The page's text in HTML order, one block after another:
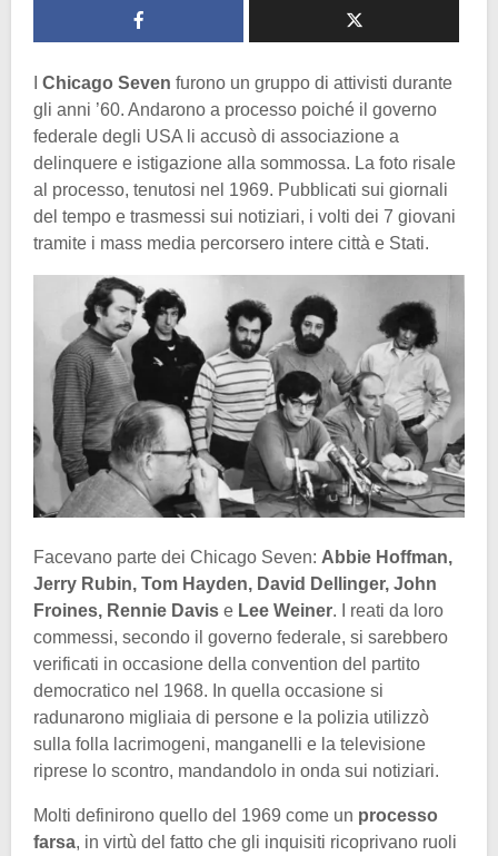
Chicago Seven furono un gruppo di attivisti durante
gli anni ’60. Andarono a processo poiché il governo
federale degli USA li accusò di associazione a
delinquere e istigazione alla sommossa. La foto risale
al processo, tenutosi nel 1969. Pubblicati sui giornali
del tempo e trasmessi sui notiziari, i volti dei 7 giovani
tramite i mass media percorsero intere città e Stati.
Facevano parte dei Chicago Seven: Abbie Hoffman,
Jerry Rubin, Tom Hayden, David Dellinger, John
Froines, Rennie Davis e Lee Weiner. I reati da loro
commessi, secondo il governo federale, si sarebbero
verificati in occasione della convention del partito
democratico nel 1968. In quella occasione si
radunarono migliaia di persone e la polizia utilizzò
sulla folla lacrimogeni, manganelli e la televisione
riprese lo scontro, mandandolo in onda sui notiziari.
Molti definirono quello del 1969 come un processo
farsa, in virtù del fatto che gli inquisiti ricoprivano ruoli